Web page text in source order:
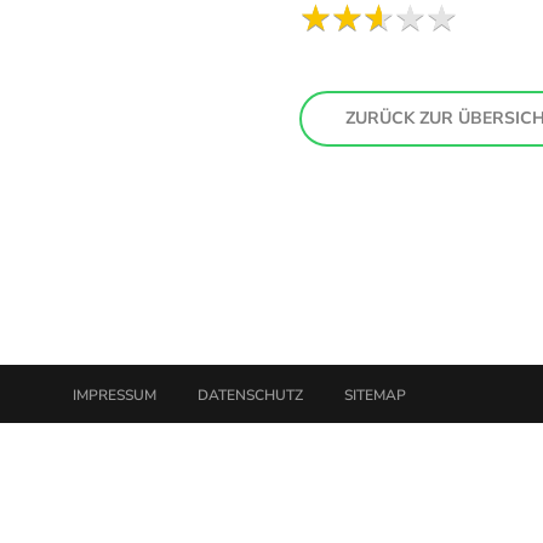
ZURÜCK ZUR
IMPRESSUM DATENSCHUTZ SITEMAP